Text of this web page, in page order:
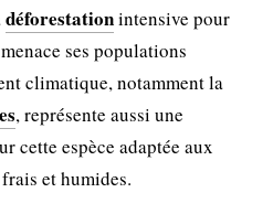
déforestationintensive pour
ses populations
climatique, notamment la
, représente aussi une
cette espèce adaptée aux
et humides.